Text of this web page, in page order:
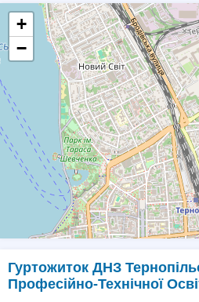
Тернополі!
+
−
Гуртожиток ДНЗ
Прoфесійно-Технічної